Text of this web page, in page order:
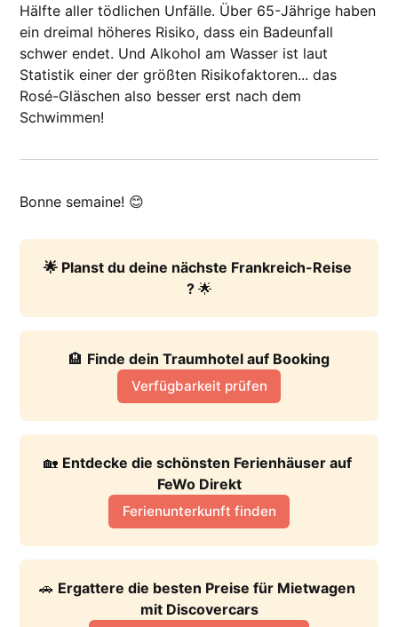
Hälfte aller tödlichen Unfälle. Über 65-Jährige haben
ein dreimal höheres Risiko, dass ein Badeunfall
schwer endet. Und Alkohol am Wasser ist laut
Statistik einer der größten Risikofaktoren... das
Rosé-Gläschen also besser erst nach dem
Schwimmen!
Bonne semaine! 😊
🌟 Planst du deine nächste Frankreich-Reise
? 🌟
🏨 Finde dein Traumhotel auf Booking
Verfügbarkeit prüfen
🏡 Entdecke die schönsten Ferienhäuser auf
FeWo Direkt
Ferienunterkunft finden
🚗 Ergattere die besten Preise für Mietwagen
mit Discovercars